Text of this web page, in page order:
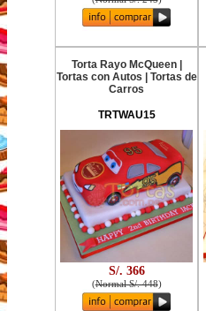
Torta Rayo McQueen |
Tortas con Autos | Tortas de
Carros
TRTWAU15
S/. 366
(Normal S/. 448)